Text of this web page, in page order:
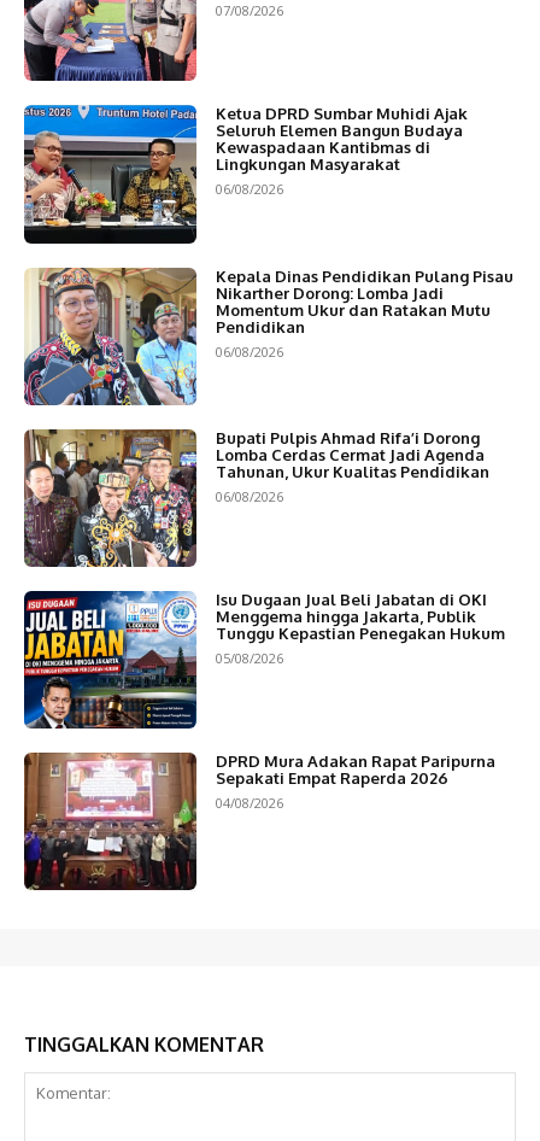
07/08/2026
Ketua DPRD Sumbar Muhidi Ajak
Seluruh Elemen Bangun Budaya
Kewaspadaan Kantibmas di
Lingkungan Masyarakat
06/08/2026
Kepala Dinas Pendidikan Pulang Pisau
Nikarther Dorong: Lomba Jadi
Momentum Ukur dan Ratakan Mutu
Pendidikan
06/08/2026
Bupati Pulpis Ahmad Rifa’i Dorong
Lomba Cerdas Cermat Jadi Agenda
Tahunan, Ukur Kualitas Pendidikan
06/08/2026
Isu Dugaan Jual Beli Jabatan di OKI
Menggema hingga Jakarta, Publik
Tunggu Kepastian Penegakan Hukum
05/08/2026
DPRD Mura Adakan Rapat Paripurna
Sepakati Empat Raperda 2026
04/08/2026
TINGGALKAN KOMENTAR